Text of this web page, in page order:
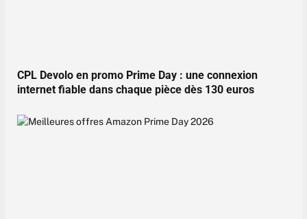
CPL Devolo en promo Prime Day : une connexion
internet fiable dans chaque pièce dès 130 euros